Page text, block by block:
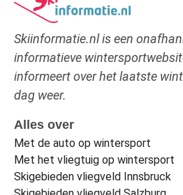
Skiinformatie.nl is een
informatieve
informeert over het laatste
dag weer.
Alles over
Met de auto op wintersport
Met het vliegtuig op wintersport
Skigebieden vliegveld Innsbruck